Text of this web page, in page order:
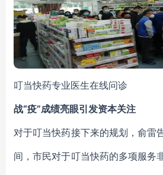
叮当快药专业医生在线问诊
战“疫”成绩亮眼引发资本关注
对于叮当快药接下来的规划，俞雷
间，市民对于叮当快药的多项服务